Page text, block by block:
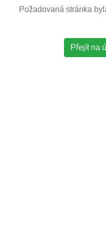
Požadovaná stránka
Přejít na